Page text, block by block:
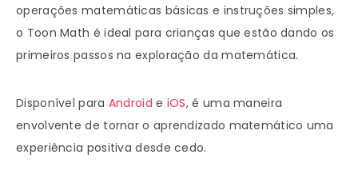
operações matemáticas básicas e instruções simples,
o Toon Math é ideal para crianças que estão dando os
primeiros passos na exploração da matemática.
Disponível para Android e iOS, é uma maneira
envolvente de tornar o aprendizado matemático uma
experiência positiva desde cedo.